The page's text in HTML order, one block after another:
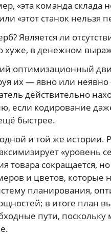
«эта команда склада
«этот станок нельзя
Является ли
в денежном
оптимизационный
их — явно или
действительно
если кодирование
быстрее.
и той же истории.
«уровень
товара сокращается,
и цветов, которые
планирования,
в итоге план
пути, поскольку